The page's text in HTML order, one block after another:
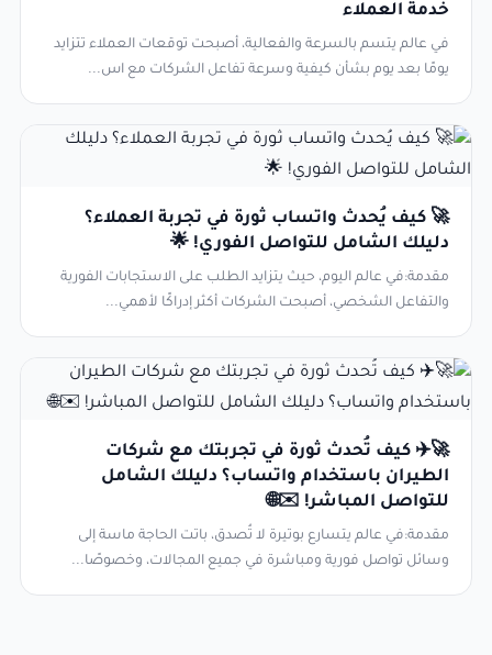
خدمة العملاء
في عالم يتسم بالسرعة والفعالية، أصبحت توقعات العملاء تتزايد
يومًا بعد يوم بشأن كيفية وسرعة تفاعل الشركات مع اس...
🚀 كيف يُحدث واتساب ثورة في تجربة العملاء؟
دليلك الشامل للتواصل الفوري! 🌟
مقدمة:في عالم اليوم، حيث يتزايد الطلب على الاستجابات الفورية
والتفاعل الشخصي، أصبحت الشركات أكثر إدراكًا لأهمي...
🚀✈️ كيف تُحدث ثورة في تجربتك مع شركات
الطيران باستخدام واتساب؟ دليلك الشامل
للتواصل المباشر! ✉️🌐
مقدمة:في عالم يتسارع بوتيرة لا تُصدق، باتت الحاجة ماسة إلى
وسائل تواصل فورية ومباشرة في جميع المجالات، وخصوصًا...